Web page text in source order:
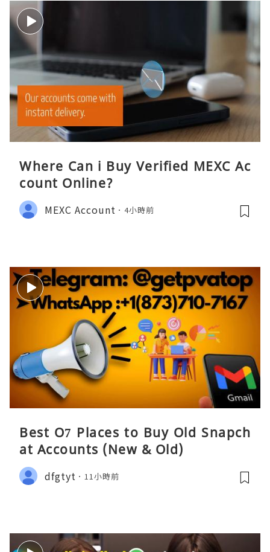
Where Can i Buy Verified MEXC Ac
count Online?
MEXC Account 4小時前
Best O7 Places to Buy Old Snapch
at Accounts (New & Old)
dfgtyt 11小時前